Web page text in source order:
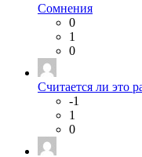
Сомнения
0
1
0
Считается ли это
-1
1
0